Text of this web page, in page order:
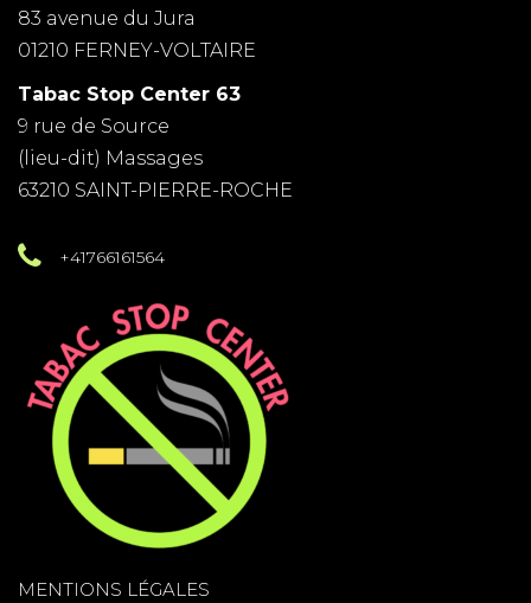
83 avenue du Jura
01210 FERNEY-VOLTAIRE
Tabac Stop Center 63
9 rue de Source
(lieu-dit) Massages
63210 SAINT-PIERRE-ROCHE
+41766161564
MENTIONS LÉGALES